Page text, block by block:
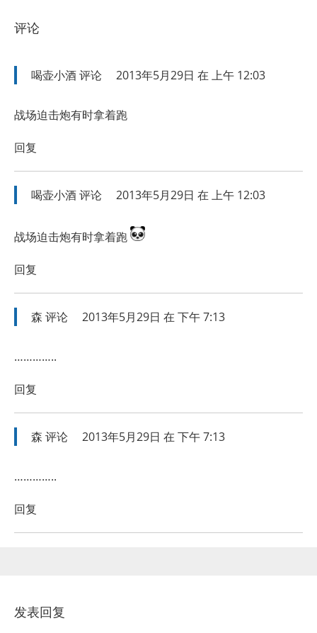
评论
喝壶小酒评论 2013年5月29日 在 上午 12:03
战场迫击炮有时拿着跑
回复
喝壶小酒评论 2013年5月29日 在 上午 12:03
战场迫击炮有时拿着跑
回复
森 评论 2013年5月29日 在 下午 7:13
…………..
回复
森 评论 2013年5月29日 在 下午 7:13
…………..
回复
发表回复